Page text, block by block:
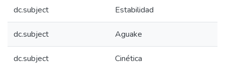
dc.subject Estabilidad
dc.subject Aguake
dc.subject Cinética